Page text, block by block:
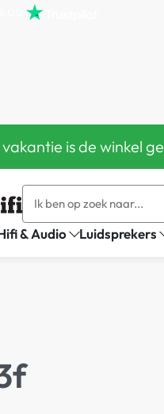
is de winkel
& Audio Luidsprekers